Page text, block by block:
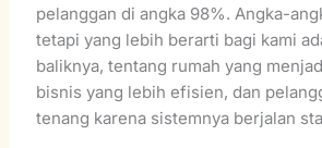
pelanggan di angka 98%. Angka-
tetapi yang lebih berarti bagi kami
baliknya, tentang rumah yang
bisnis yang lebih efisien, dan
tenang karena sistemnya berjalan